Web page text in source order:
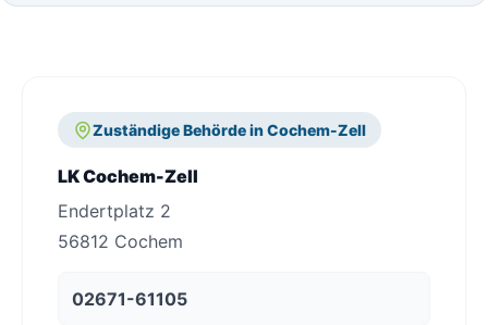
Zuständige Behörde in Cochem-Zell
LK Cochem-Zell
Endertplatz 2
56812 Cochem
02671-61105